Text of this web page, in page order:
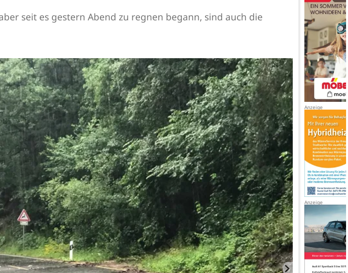
seit es gestern Abend zu regnen begann, sind auch die